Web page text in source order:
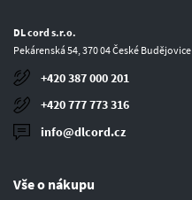
DL cord s.r.o.
Pekárenská 54, 370 04 České Budějovice
+420 387 000 201
+420 777 773 316
info@dlcord.cz
Vše o nákupu